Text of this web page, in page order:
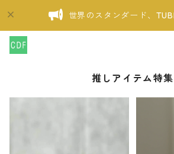
世界のスタンダード、
推しアイテム特集